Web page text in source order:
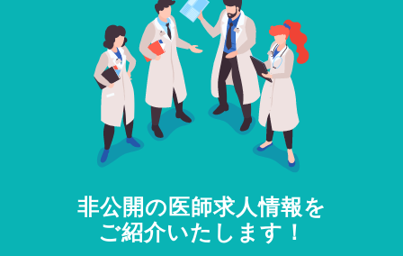
非公開の医師求人情報を
ご紹介いたします！